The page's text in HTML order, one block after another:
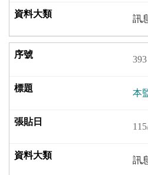
訊
393
本
訊